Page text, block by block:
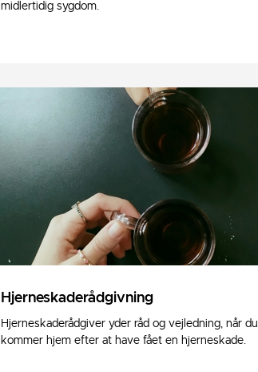
midlertidig sygdom.
Hjerneskaderådgivning
Hjerneskaderådgiver yder råd og vejledning, når du
kommer hjem efter at have fået en hjerneskade.